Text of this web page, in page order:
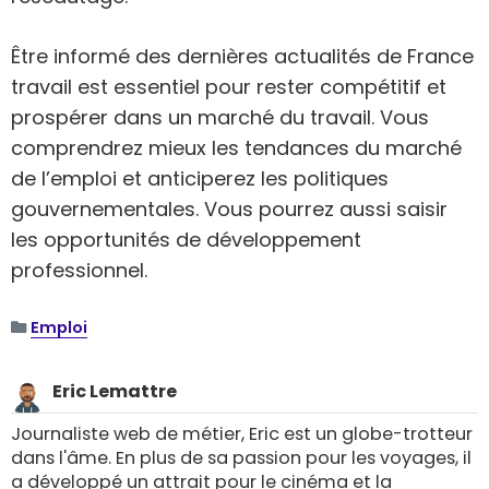
Être informé des dernières actualités de France
travail est essentiel pour rester compétitif et
prospérer dans un marché du travail. Vous
comprendrez mieux les tendances du marché
de l’emploi et anticiperez les politiques
gouvernementales. Vous pourrez aussi saisir
les opportunités de développement
professionnel.
Emploi
Eric Lemattre
Journaliste web de métier, Eric est un globe-trotteur
dans l'âme. En plus de sa passion pour les voyages, il
a développé un attrait pour le cinéma et la